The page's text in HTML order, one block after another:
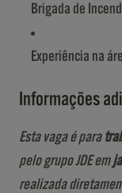
Brigada de
Experiência na
Informações
Esta vaga é para
pelo grupo JDE em
realizada